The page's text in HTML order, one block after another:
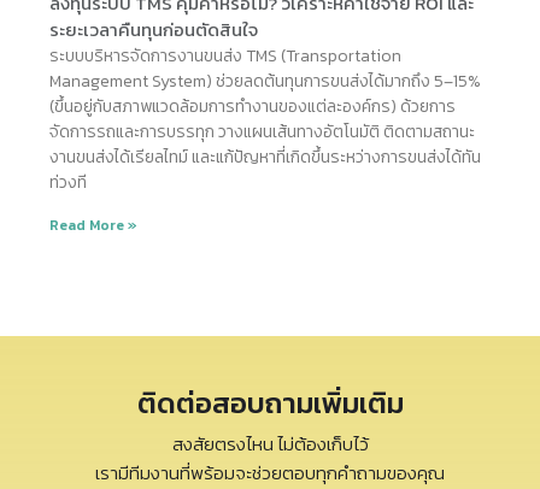
ระยะเวลาคืนทุนก่อนตัดสินใจ
ระบบบริหารจัดการงานขนส่ง TMS (Transportation
Management System) ช่วยลดต้นทุนการขนส่งได้มากถึง 5–15%
(ขึ้นอยู่กับสภาพแวดล้อมการทำงานของแต่ละองค์กร) ด้วยการ
จัดการรถและการบรรทุก วางแผนเส้นทางอัตโนมัติ ติดตามสถานะ
งานขนส่งได้เรียลไทม์ และแก้ปัญหาที่เกิดขึ้นระหว่างการขนส่งได้ทัน
ท่วงที
Read More »
ติดต่อสอบถามเพิ่มเติม
สงสัยตรงไหน ไม่ต้องเก็บไว้
เรามีทีมงานที่พร้อมจะช่วยตอบทุกคำถามของคุณ